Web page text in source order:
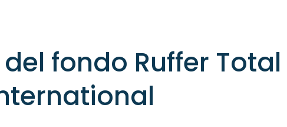
fondo Ruffer Total